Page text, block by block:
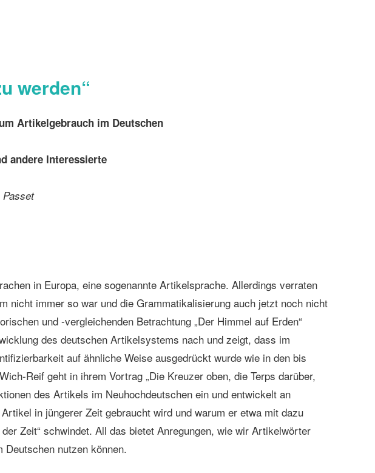
werden“
Artikelgebrauch im Deutschen
andere Interessierte
Passet
in Europa, eine sogenannte Artikelsprache. Allerdings verraten
nicht immer so war und die Grammatikalisierung auch jetzt noch nicht
und -vergleichenden Betrachtung „Der Himmel auf Erden“
des deutschen Artikelsystems nach und zeigt, dass im
auf ähnliche Weise ausgedrückt wurde wie in den bis
Reif geht in ihrem Vortrag „Die Kreuzer oben, die Terps darüber,
des Artikels im Neuhochdeutschen ein und entwickelt an
in jüngerer Zeit gebraucht wird und warum er etwa mit dazu
Zeit“ schwindet. All das bietet Anregungen, wie wir Artikelwörter
Deutschen nutzen können.